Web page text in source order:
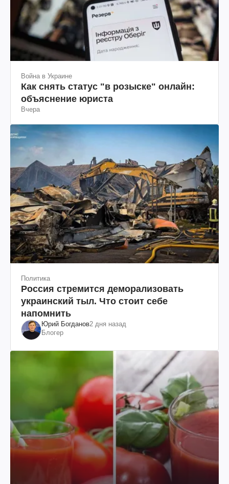
Война в Украине
Как снять статус "в розыске" онлайн:
объяснение юриста
Вчера
Политика
Россия стремится деморализовать
украинский тыл. Что стоит себе
напомнить
Юрий Богданов2 дня назад
Блогер